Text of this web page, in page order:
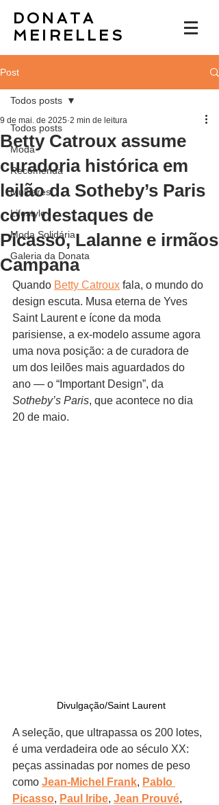
DONATA
MEIRELLES
Post
Todos posts
Moda
Recomenda
Mulheres
Lifestyle
Moda Solidária
Galeria da Donata
Todos posts
Betty Catroux assume
curadoria histórica em
leilão da Sotheby’s Paris
com destaques de
Picasso, Lalanne e irmãos
Campana
9 de mai. de 2025 2 min de leitura
Quando Betty Catroux fala, o mundo do
design escuta. Musa eterna de Yves
Saint Laurent e ícone da moda
parisiense, a ex-modelo assume agora
uma nova posição: a de curadora de
um dos leilões mais aguardados do
ano — o “Important Design”, da
Sotheby’s Paris, que acontece no dia
20 de maio.
Divulgação/Saint Laurent
A seleção, que ultrapassa os 200 lotes,
é uma verdadeira ode ao século XX:
peças assinadas por nomes de peso
como Jean-Michel Frank, Pablo
Picasso, Paul Iribe, Jean Prouvé,